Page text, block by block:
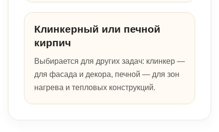
Клинкерный или печной
кирпич
Выбирается для других задач: клинкер —
для фасада и декора, печной — для зон
нагрева и тепловых конструкций.